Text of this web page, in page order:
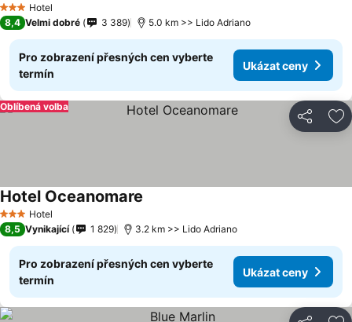
3 Počet hvězdiček
Hotel
8,4 Velmi dobré 3 389 5.0 km >> Lido Adriano
Pro zobrazení přesných cen vyberte
termín
Ukázat ceny
Sdílet
Oblíbená volba
3 Počet hvězdiček
Hotel
Hotel Oceanomare
8,5 Vynikající 1 829 3.2 km >> Lido Adriano
Pro zobrazení přesných cen vyberte
termín
Ukázat ceny